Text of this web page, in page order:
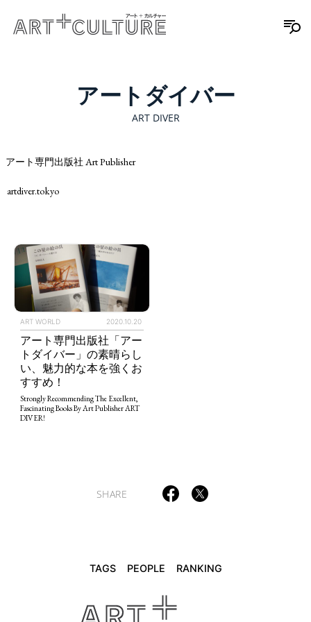
TAGS PEOPLE
アートダイバー
ART DIVER
アート専門出版社 Art Publisher
artdiver.tokyo
ART WORLD 2020.10.20
アート専門出版社「アー
トダイバー」の素晴らし
い、魅力的な本を強くお
すすめ！
Strongly Recommending The Excellent,
Fascinating Books By Art Publisher ART
DIVER!
SHARE
TAGS PEOPLE RANKING